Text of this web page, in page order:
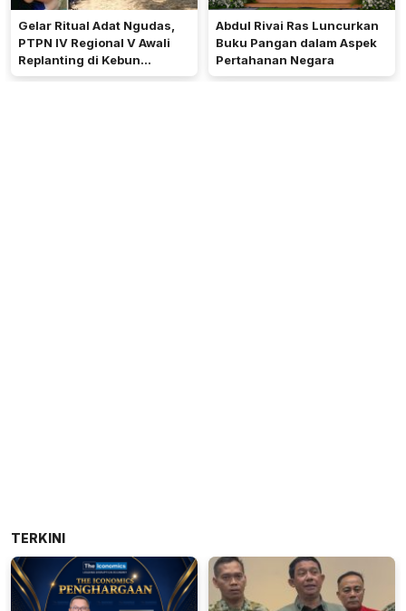
Gelar Ritual Adat Ngudas,
PTPN IV Regional V Awali
Replanting di Kebun
Kembayan
Abdul Rivai Ras Luncurkan
Buku Pangan dalam Aspek
Pertahanan Negara
TERKINI